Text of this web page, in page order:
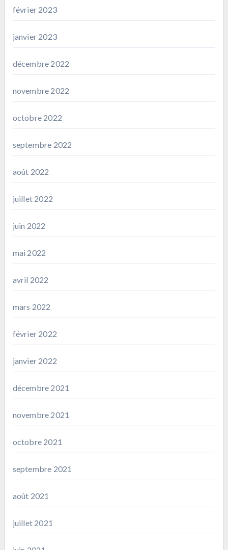
février 2023
janvier 2023
décembre 2022
novembre 2022
octobre 2022
septembre 2022
août 2022
juillet 2022
juin 2022
mai 2022
avril 2022
mars 2022
février 2022
janvier 2022
décembre 2021
novembre 2021
octobre 2021
septembre 2021
août 2021
juillet 2021